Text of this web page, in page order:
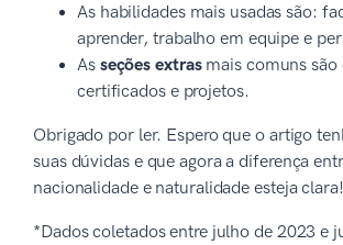
As habilidades mais usadas são:
aprender, trabalho em equipe e
As seções extras mais comuns são
certificados e projetos.
Obrigado por ler. Espero que o artigo
suas dúvidas e que agora a diferença
nacionalidade e naturalidade esteja clara!
*Dados coletados entre julho de 2023 e